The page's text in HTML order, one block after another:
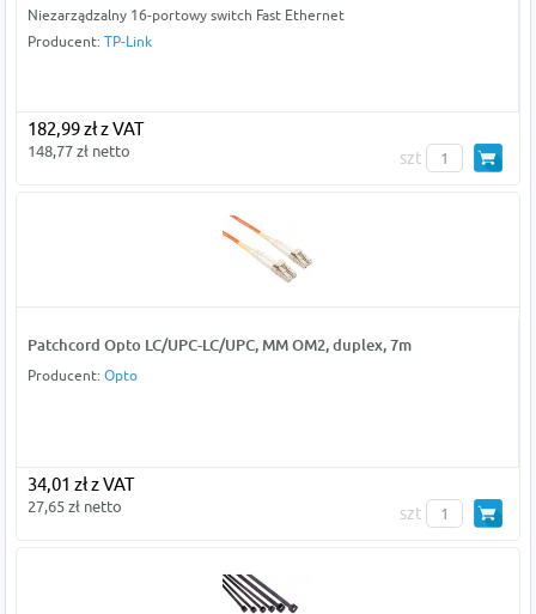
Niezarządzalny 16-portowy switch Fast Ethernet
Producent: TP-Link
182,99 zł z VAT
148,77 zł netto szt
Patchcord Opto LC/UPC-LC/UPC, MM OM2, duplex, 7m
Producent: Opto
34,01 zł z VAT
27,65 zł netto szt